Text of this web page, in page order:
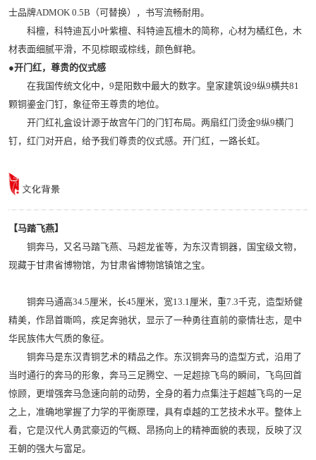
士品牌ADMOK 0.5B（可替换），书写流畅耐用。
科檀，科特迪瓦小叶紫檀、科特迪瓦檀木的简称，心材为橘红色，木
材表面细腻平滑，不见棕眼或棕线，颜色鲜艳。
●开门红，尊贵的仪式感
在我国传统文化中，9是阳数中最大的数字。皇家建筑设9纵9横共81
颗铜鎏金门钉，象征帝王尊贵的地位。
开门红礼盒设计源于故宫午门的门钉布局。两扇红门烫金9纵9横门
钉，红门对开启，给予我们尊贵的仪式感。开门红，一路长虹。
【马踏飞燕】
铜奔马，又名马踏飞燕、马超龙雀等，为东汉青铜器，国宝级文物，
现藏于甘肃省博物馆，为甘肃省博物馆镇馆之宝。
铜奔马通高34.5厘米，长45厘米，宽13.1厘米，重7.3千克，造型矫健
精美，作昂首嘶鸣，疾足奔驰状，显示了一种勇往直前的豪情壮志，是中
华民族伟大气质的象征。
铜奔马是东汉青铜艺术的精品之作。东汉铜奔马的造型方式，沿用了
当时通行的奔马的形象，奔马三足腾空、一足超掠飞鸟的瞬间，飞鸟回首
惊顾，更增强奔马急速向前的动势，全身的着力点集注于超越飞鸟的一足
之上，准确地掌握了力学的平衡原理，具有卓越的工艺技术水平。整体上
看，它是汉代人勇武豪迈的气概、昂扬向上的精神面貌的表现，反映了汉
王朝的强大与富足。